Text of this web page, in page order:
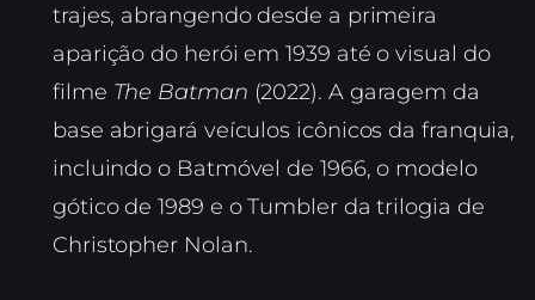
trajes, abrangendo desde a primeira
aparição do herói em 1939 até o visual do
filme The Batman (2022). A garagem da
base abrigará veículos icônicos da franquia,
incluindo o Batmóvel de 1966, o modelo
gótico de 1989 e o Tumbler da trilogia de
Christopher Nolan.